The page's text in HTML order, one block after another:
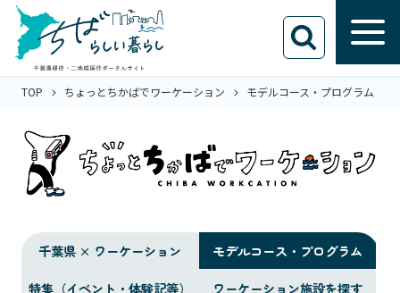
TOP ちょっとちかばでワーケーション モデルコース・プログラム
千葉県 × ワーケーション
モデルコース・プログラム
特集（イベント・体験記等）
ワーケーション施設を探す